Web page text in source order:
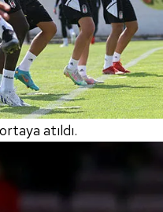
çerezler, sitemizin daha
amaçlarıyla
yer alan panel
Metnimizi
Kanunu uyarınca
çerezlerle ilgili bilgi
atıldı.